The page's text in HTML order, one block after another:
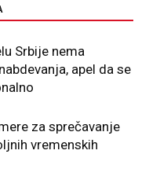
Srbije nema
apel da se
za sprečavanje
vremenskih